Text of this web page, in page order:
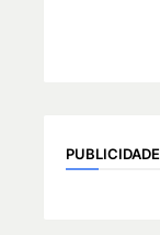
PUBLICIDADE